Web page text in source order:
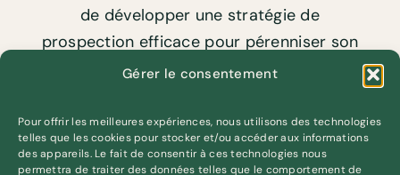
Gérer le consentement
Pour offrir les meilleures expériences, nous utilisons des technologies
telles que les cookies pour stocker et/ou accéder aux informations
des appareils. Le fait de consentir à ces technologies nous
permettra de traiter des données telles que le comportement de
de développer une stratégie de
prospection efficace pour pérenniser son
activité. Comment structurer un plan
et entretenir des collaborations durables ?
Cette conférence apportera des clés